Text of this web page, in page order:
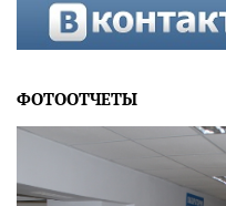
ФОТООТЧЕТЫ